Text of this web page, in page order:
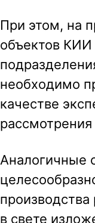
При этом, на
объектов КИИ
необходимо
качестве
Аналогичные
в свете